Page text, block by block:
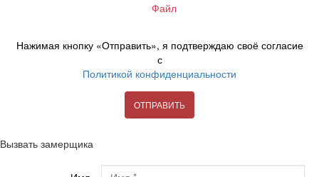
Файл
Нажимая кнопку «Отправить», я подтверждаю своё согласие
с
Политикой конфиденциальности
ОТПРАВИТЬ
Вызвать замерщика